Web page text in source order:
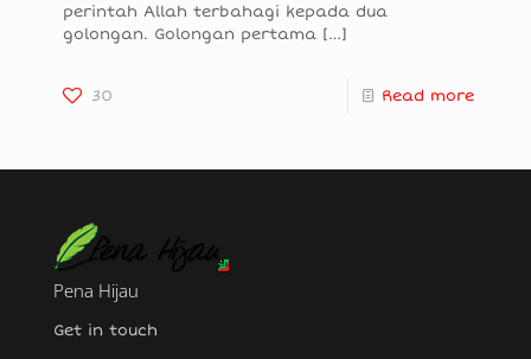
perintah Allah terbahagi kepada dua
golongan. Golongan pertama […]
30 Read more
Pena Hijau
Get in touch